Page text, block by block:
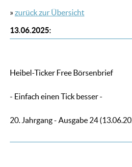
»zurück zur Übersicht
13.06.2025:
Heibel-Ticker Free Börsenbrief
- Einfach einen Tick besser -
20. Jahrgang - Ausgabe 24